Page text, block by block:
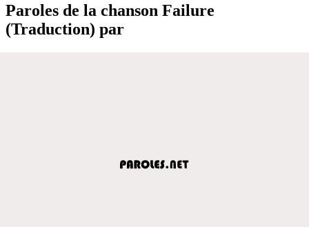
Paroles de la chanson Failure
(Traduction) par